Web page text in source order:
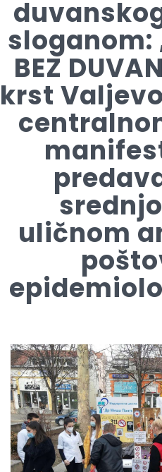
sloganom:
BEZ
krst
uličnom